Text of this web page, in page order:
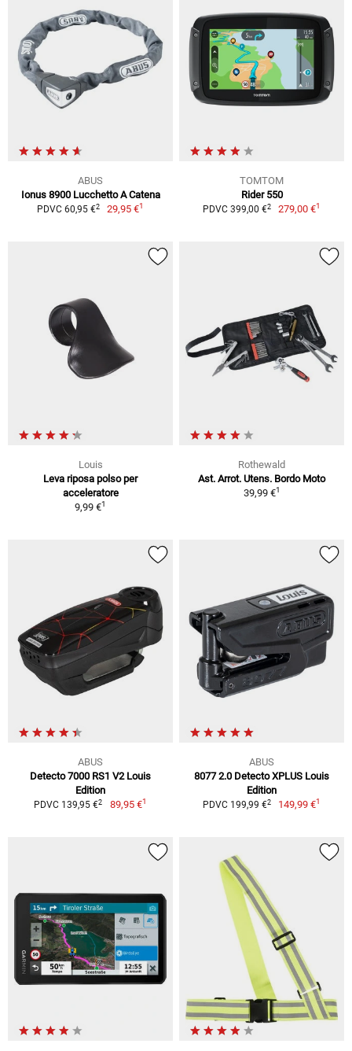
ABUS
Ionus 8900 Lucchetto A Catena
PDVC 60,95 €2 29,95 €1
TOMTOM
Rider 550
PDVC 399,00 €2 279,00 €1
Louis
Leva riposa polso per
acceleratore
9,99 €1
Rothewald
Ast. Arrot. Utens. Bordo Moto
39,99 €1
ABUS
Detecto 7000 RS1 V2 Louis
Edition
PDVC 139,95 €2 89,95 €1
ABUS
8077 2.0 Detecto XPLUS Louis
Edition
PDVC 199,99 €2 149,99 €1